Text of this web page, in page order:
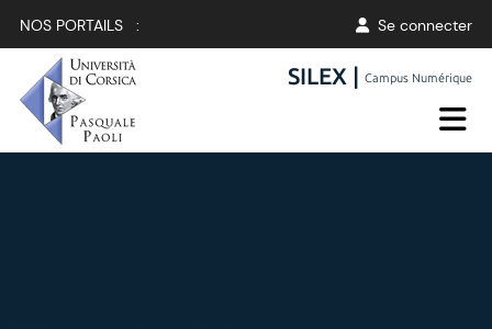
NOS PORTAILS : Se connecter
SILEX |Campus Numérique